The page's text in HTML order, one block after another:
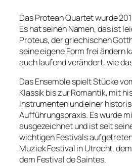
Das Protean Quartet wurde
Es hat seinen Namen, das ist
Proteus, der griechischen
seine eigene Form frei ändern
auch laufend verändert, wie
Das Ensemble spielt Stücke
Klassik bis zur Romantik, mit
Instrumenten und einer
Aufführungspraxis. Es wurde
ausgezeichnet und ist seit
wichtigen Festivals
Muziek Festival in Utrecht,
dem Festival de Saintes.